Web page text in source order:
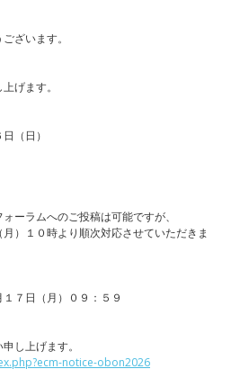
ざいます。
げます。
（日）
ーラムへのご投稿は可能ですが、
）１０時より順次対応させていただきま
７日（月）０９：５９
し上げます。
notice-obon2026